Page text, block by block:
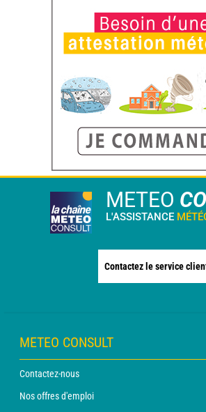
METEO
L'ASSISTANCE
Contactez le service
METEO CONSULT
Contactez-nous
Nos offres d'emploi